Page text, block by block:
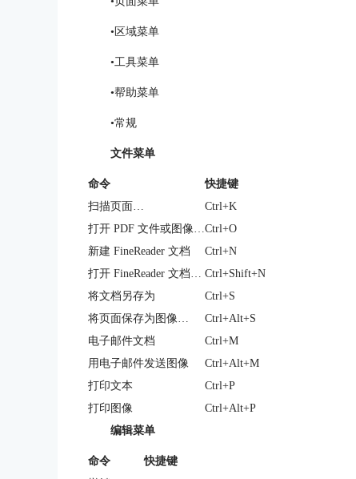
•区域菜单
•工具菜单
•帮助菜单
•常规
文件菜单
命令
快捷键
扫描页面…
Ctrl+K
打开 PDF 文件或图像…Ctrl+O
新建 FineReader 文档
Ctrl+N
打开 FineReader 文档… Ctrl+Shift+N
将文档另存为
Ctrl+S
将页面保存为图像…
Ctrl+Alt+S
电子邮件文档
Ctrl+M
用电子邮件发送图像
Ctrl+Alt+M
打印文本
Ctrl+P
打印图像
Ctrl+Alt+P
编辑菜单
命令
快捷键